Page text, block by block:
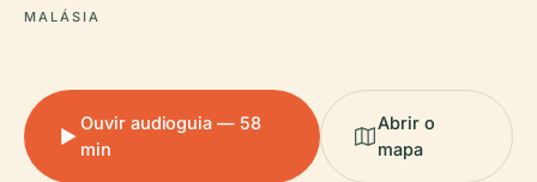
MALÁSIA
Ouvir audioguia — 58
min
Abrir o
mapa